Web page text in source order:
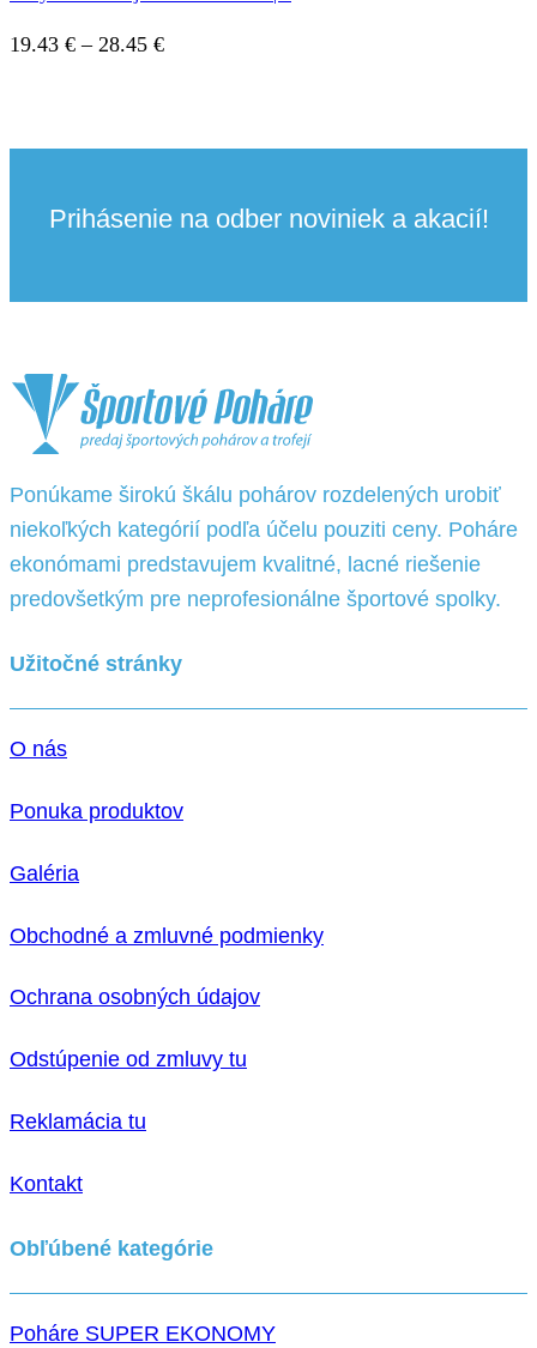
2.54 €
19.43 € – 28.45 €Price
through
Prihásenie na odber noviniek a akacií!
Ponúkame širokú škálu pohárov rozdelených urobiť
niekoľkých kategórií podľa účelu pouziti ceny. Poháre
ekonómami predstavujem kvalitné, lacné riešenie
predovšetkým pre neprofesionálne športové spolky.
Užitočné stránky
O nás
Ponuka produktov
Galéria
Obchodné a zmluvné podmienky
Ochrana osobných údajov
Odstúpenie od zmluvy tu
Reklamácia tu
Kontakt
Obľúbené kategórie
Poháre SUPER EKONOMY